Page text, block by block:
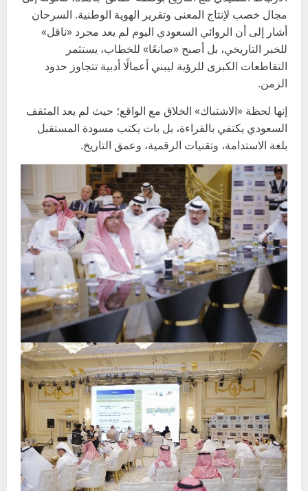
مجال خصب لإنتاج المعنى وتقرير الهوية الوطنية. السرحان
أشار إلى أن الروائي السعودي اليوم لم يعد مجرد «ناقل»
للخبر التاريخي، بل أصبح «صانعًا» للخطاب، يستثمر
التقاطعات الكبرى للرؤية ليبني أعمالًا أدبية تتجاوز حدود
الزمن.
إنها لحظة «الاشتباك» الخلاق مع الواقع؛ حيث لم يعد المثقف
السعودي يكتفي بالقراءة، بل بات يكتب مسودة المستقبل
بلغة الاستدامة، وتقنيات الرقمية، وعمق التاريخ.